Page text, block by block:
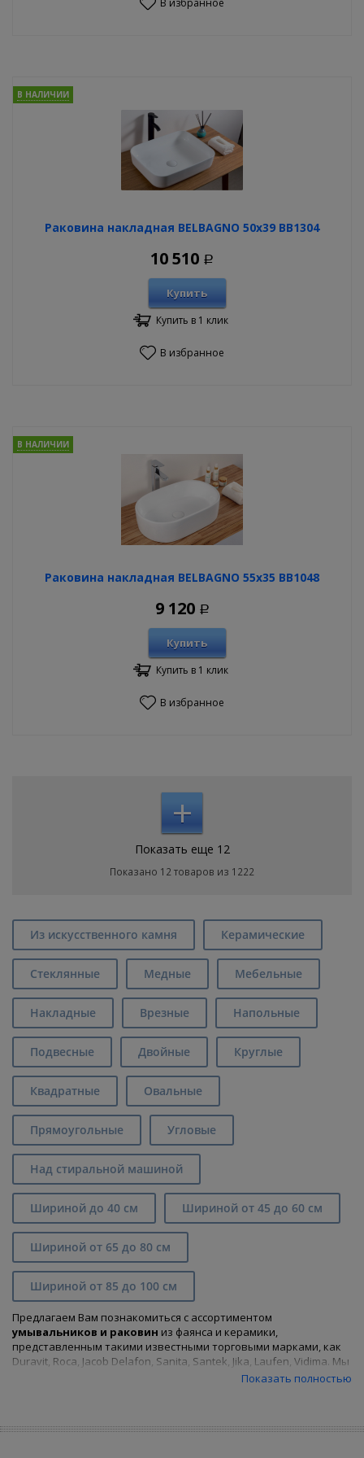
В избранное
Раковина накладная BELBAGNO 50х39 BB1304
В НАЛИЧИИ
10 510 Р
Купить
Купить в 1 клик
В избранное
Раковина накладная BELBAGNO 55х35 BB1048
В НАЛИЧИИ
9 120 Р
Купить
Купить в 1 клик
В избранное
+
Показать еще 12
Показано 12 товаров из 1222
Из искусственного камня Керамические
Стеклянные Медные Мебельные
Накладные Врезные Напольные
Подвесные Двойные Круглые
Квадратные Овальные
Прямоугольные Угловые
Над стиральной машиной
Шириной до 40 см Шириной от 45 до 60 см
Шириной от 65 до 80 см
Шириной от 85 до 100 см
Предлагаем Вам познакомиться с ассортиментом
умывальников и раковин из фаянса и керамики,
представленным такими известными торговыми марками, как
Duravit, Roca, Jacob Delafon, Sanita, Santek, Jika, Laufen, Vidima. Мы
предлагаем Вам встраиваемые, удлиненные, накладные,
сертификацию. Наш ассортимент представлен более чем двумя
Показать полностью